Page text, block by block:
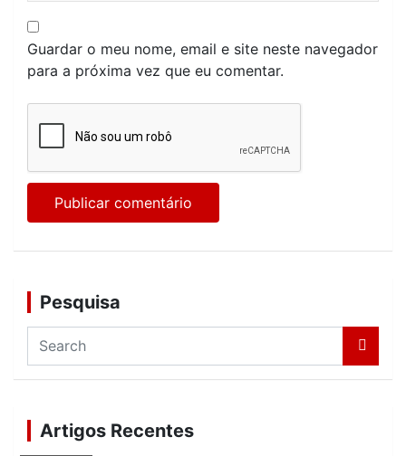
Guardar o meu nome, email e site neste navegador
para a próxima vez que eu comentar.
Pesquisa
a
c
h
Artigos Recentes